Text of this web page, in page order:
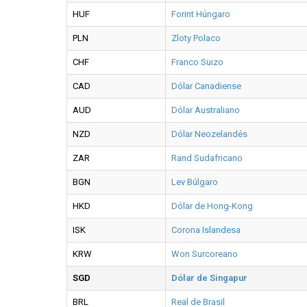
HUF Forint Húngaro
PLN Zloty Polaco
CHF Franco Suizo
CAD Dólar Canadiense
AUD Dólar Australiano
NZD Dólar Neozelandés
ZAR Rand Sudafricano
BGN Lev Búlgaro
HKD Dólar de Hong-Kong
ISK Corona Islandesa
KRW Won Surcoreano
SGD Dólar de Singapur
BRL Real de Brasil